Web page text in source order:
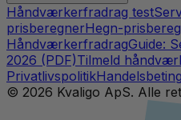
Håndværkerfradrag test
prisberegnerHegn-
HåndværkerfradragGuide:
2026 (PDF)Tilmeld
Privatlivspolitik
© 2026 Kvaligo ApS. Alle